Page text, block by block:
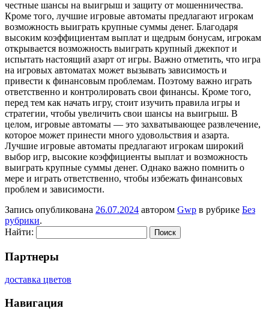
честные шансы на выигрыш и защиту от мошенничества.
Кроме того, лучшие игровые автоматы предлагают игрокам
возможность выиграть крупные суммы денег. Благодаря
высоким коэффициентам выплат и щедрым бонусам, игрокам
открывается возможность выиграть крупный джекпот и
испытать настоящий азарт от игры. Важно отметить, что игра
на игровых автоматах может вызывать зависимость и
привести к финансовым проблемам. Поэтому важно играть
ответственно и контролировать свои финансы. Кроме того,
перед тем как начать игру, стоит изучить правила игры и
стратегии, чтобы увеличить свои шансы на выигрыш. В
целом, игровые автоматы — это захватывающее развлечение,
которое может принести много удовольствия и азарта.
Лучшие игровые автоматы предлагают игрокам широкий
выбор игр, высокие коэффициенты выплат и возможность
выиграть крупные суммы денег. Однако важно помнить о
мере и играть ответственно, чтобы избежать финансовых
проблем и зависимости.
Запись опубликована 26.07.2024 автором Gwp в рубрике Без
рубрики.
Найти:
Партнеры
доставка цветов
Навигация